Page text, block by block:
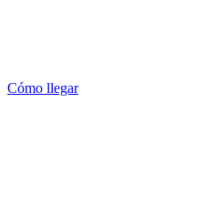
Cómo llegar